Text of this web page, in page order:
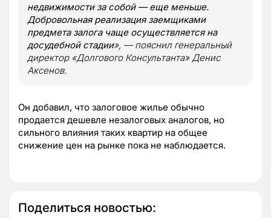
недвижимости за собой — еще меньше.
Добровольная реализация заемщиками
предмета залога чаще осуществляется на
досудебной стадии», — пояснил генеральный
директор «Долгового Консультанта» Денис
Аксенов.
Он добавил, что залоговое жилье обычно
продается дешевле незалоговых аналогов, но
сильного влияния таких квартир на общее
снижение цен на рынке пока не наблюдается.
Поделиться новостью: